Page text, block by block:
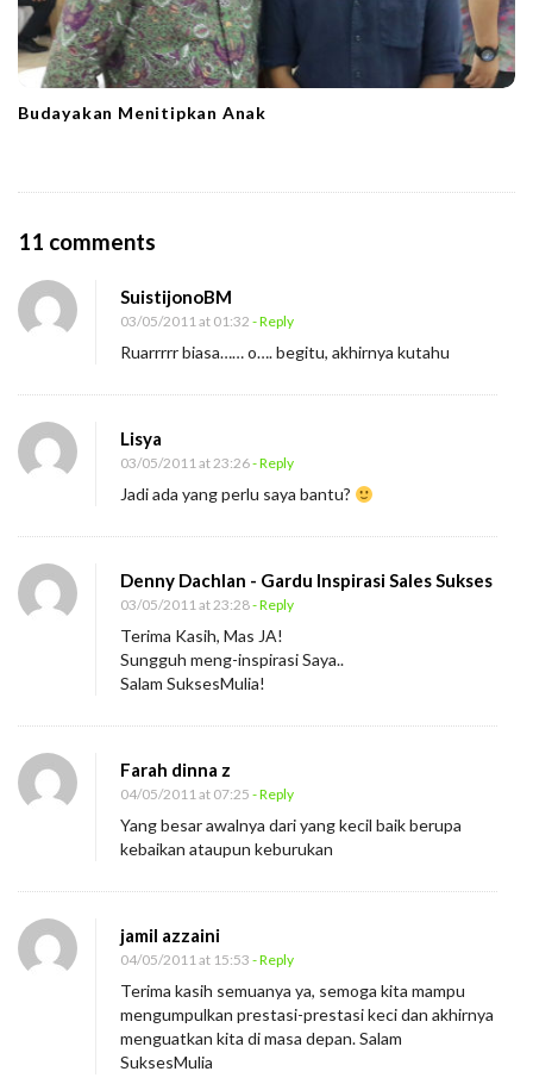
Budayakan Menitipkan Anak
11 comments
J
g
a
n
S
e
e
e
k
a
y
a
n
e
i
l
(
SuistijonoBM
03/05/2011 at 01:32 - Reply
Ruarrrrr biasa…… o…. begitu, akhirnya kutahu
Lisya
03/05/2011 at 23:26- Reply
Jadi ada yang perlu saya bantu?
Denny Dachlan - Gardu Inspirasi Sales Sukses
03/05/2011 at 23:28- Reply
Terima Kasih, Mas JA!
Sungguh meng-inspirasi Saya..
Salam SuksesMulia!
Farah dinna z
04/05/2011 at 07:25 - Reply
Yang besar awalnya dari yang kecil baik berupa
kebaikan ataupun keburukan
jamil azzaini
04/05/2011 at 15:53 - Reply
Terima kasih semuanya ya, semoga kita mampu
mengumpulkan prestasi-prestasi keci dan akhirnya
menguatkan kita di masa depan. Salam
SuksesMulia